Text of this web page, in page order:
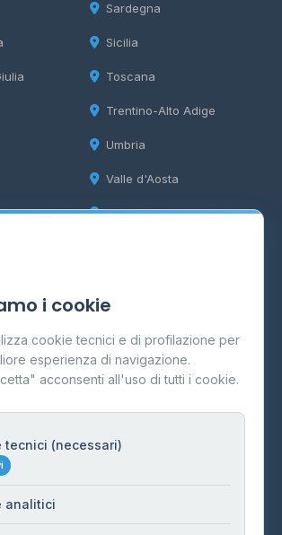
Sardegna
Sicilia
Toscana
Trentino-Alto Adige
Umbria
Valle d'Aosta
Veneto
i cookie
cookie tecnici e di profilazione per
esperienza di navigazione.
acconsenti all'uso di tutti i cookie.
tecnici (necessari)
analitici